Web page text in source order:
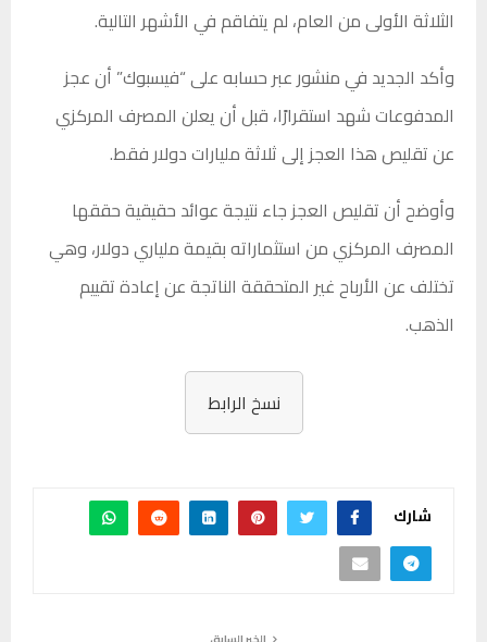
الثلاثة الأولى من العام، لم يتفاقم في الأشهر التالية.
وأكد الجديد في منشور عبر حسابه على “فيسبوك” أن عجز
المدفوعات شهد استقرارًا، قبل أن يعلن المصرف المركزي
عن تقليص هذا العجز إلى ثلاثة مليارات دولار فقط.
وأوضح أن تقليص العجز جاء نتيجة عوائد حقيقية حققها
المصرف المركزي من استثماراته بقيمة ملياري دولار، وهي
تختلف عن الأرباح غير المتحققة الناتجة عن إعادة تقييم
الذهب.
نسخ الرابط
شارك